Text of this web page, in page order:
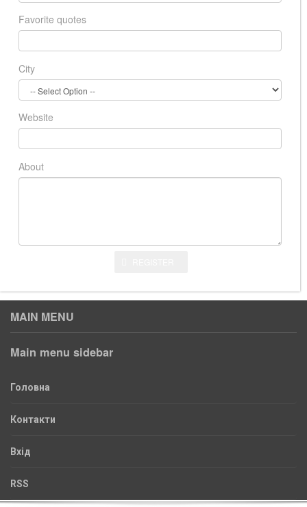
Favorite quotes
City
Website
About
MAIN MENU
Main menu sidebar
Головна
Контакти
Вхід
RSS